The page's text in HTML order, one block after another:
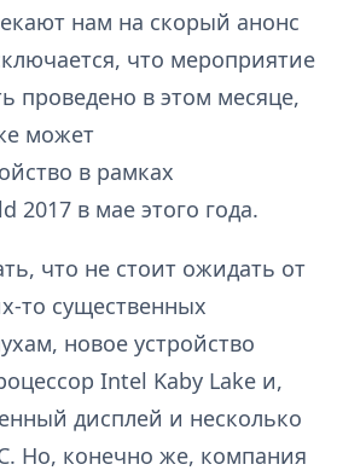
нам на скорый анонс
что мероприятие
проведено в этом месяце,
может
в рамках
2017 в мае этого года.
что не стоит ожидать от
то существенных
новое устройство
Intel Kaby Lake и,
дисплей и несколько
Но, конечно же, компания